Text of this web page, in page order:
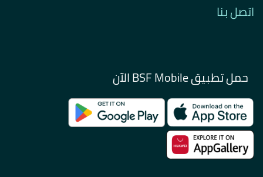
اتصل بنا
حمل تطبيق BSF Mobile الآن